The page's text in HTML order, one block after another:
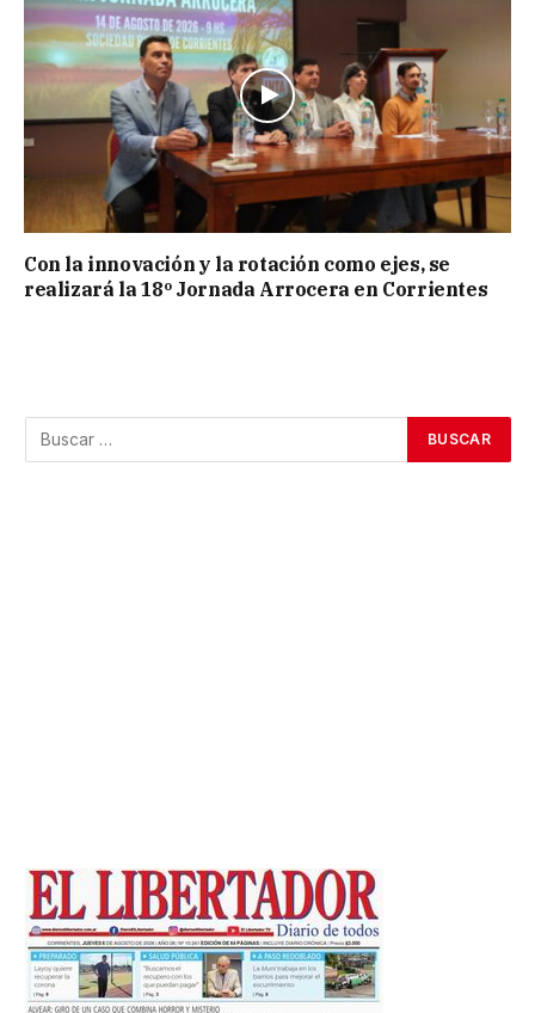
Con la innovación y la rotación como ejes, se
realizará la 18º Jornada Arrocera en Corrientes